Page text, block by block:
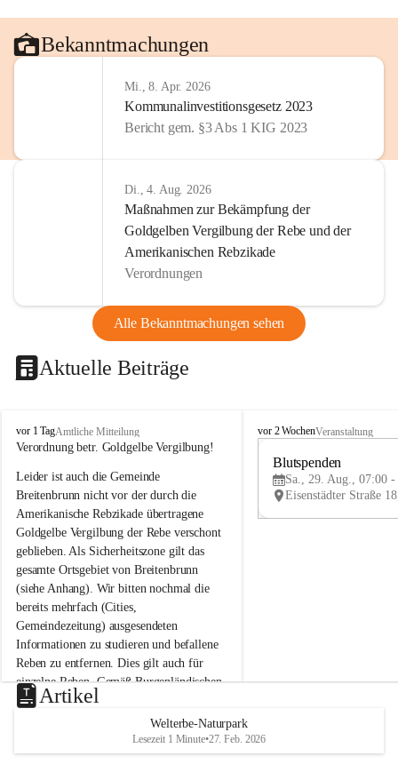
Bekanntmachungen
Mi., 8. Apr. 2026
Kommunalinvestitionsgesetz 2023
Bericht gem. §3 Abs 1 KIG 2023
Di., 4. Aug. 2026
Maßnahmen zur Bekämpfung der
Goldgelben Vergilbung der Rebe und der
Amerikanischen Rebzikade
Verordnungen
Alle Bekanntmachungen sehen
Aktuelle Beiträge
B
r
i
t
e
n
b
r
u
n
n
a
m
N
e
u
s
d
vor 1 TagAmtliche Mitteilung
Verordnung betr. Goldgelbe Vergilbung!
Leider ist auch die Gemeinde
Breitenbrunn nicht vor der durch die
Amerikanische Rebzikade übertragene
Goldgelbe Vergilbung der Rebe verschont
geblieben. Als Sicherheitszone gilt das
gesamte Ortsgebiet von Breitenbrunn
(siehe Anhang). Wir bitten nochmal die
bereits mehrfach (Cities,
Gemeindezeitung) ausgesendeten
Informationen zu studieren und befallene
Reben zu entfernen. Dies gilt auch für
einzelne Reben. Gemäß Burgenländischen
Weinbaugesetz sind nicht gepflegte oder
unzulässige Weingärten zu roden! Bitte
helfen wir zusammen um unsere Winzer
vor den prognostizierten Ernteausfällen
B
e
u
e
d
vor 2 WochenVeranstaltung
Blutspenden
Sa., 29. Aug., 07:00 -
Artikel
Welterbe-Naturpark
Lesezeit 1 Minute•27. Feb. 2026